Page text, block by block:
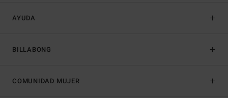
AYUDA
BILLABONG
COMUNIDAD MUJER